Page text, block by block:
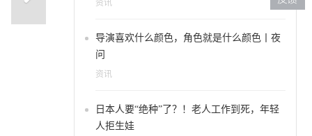
系银色系？原来圣诞美甲
资讯
导演喜欢什么颜色，角色就是什么颜色丨夜
问
资讯
日本人要“绝种”了？！老人工作到死，年轻
人拒生娃